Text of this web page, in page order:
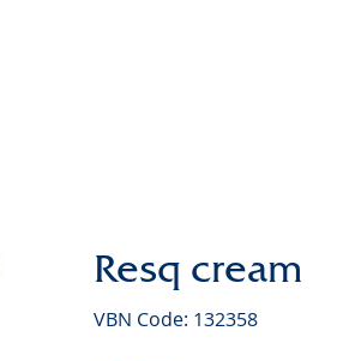
Resq cream
VBN Code: 132358